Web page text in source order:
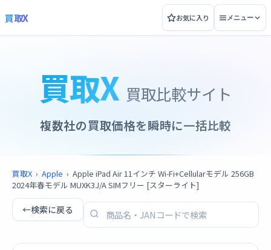
買取X お気に入り メニュー
買取X 買取比較サイト
複数社の買取価格を瞬時に一括比較
買取X › Apple › Apple iPad Air 11インチ Wi-Fi+Cellularモデル 256GB
2024年春モデル MUXK3J/A SIMフリー [スターライト]
←検索に戻る